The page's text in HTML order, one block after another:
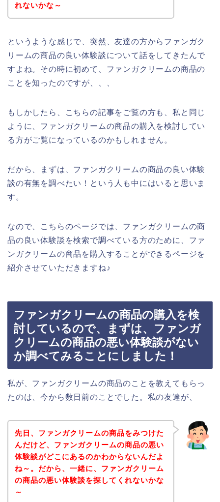
れないかな～
というような感じで、突然、友達の方からファンガク
リームの商品の良い体験談について話をしてきたんで
すよね。その時に初めて、ファンガクリームの商品の
ことを知ったのですが、、、
もしかしたら、こちらの記事をご覧の方も、私と同じ
ように、ファンガクリームの商品の購入を検討してい
る方がご覧になっているのかもしれません。
だから、まずは、ファンガクリームの商品の良い体験
談の有無を調べたい！という人も中にはいると思いま
す。
なので、こちらのページでは、ファンガクリームの商
品の良い体験談を検索で調べている方のために、ファ
ンガクリームの商品を購入することができるページを
紹介させていただきますね♪
ファンガクリームの商品の購入を検
討しているので、まずは、ファンガ
クリームの商品の悪い体験談がない
か調べてみることにしました！
私が、ファンガクリームの商品のことを教えてもらっ
たのは、今から数日前のことでした。私の友達が、
先日、ファンガクリームの商品をみつけた
んだけど、ファンガクリームの商品の悪い
体験談がどこにあるのかわからないんだよ
ね～。だから、一緒に、ファンガクリーム
の商品の悪い体験談を探してくれないかな
～